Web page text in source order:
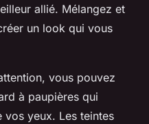
allié. Mélangez et
un look qui vous
vous pouvez
à paupières qui
yeux. Les teintes